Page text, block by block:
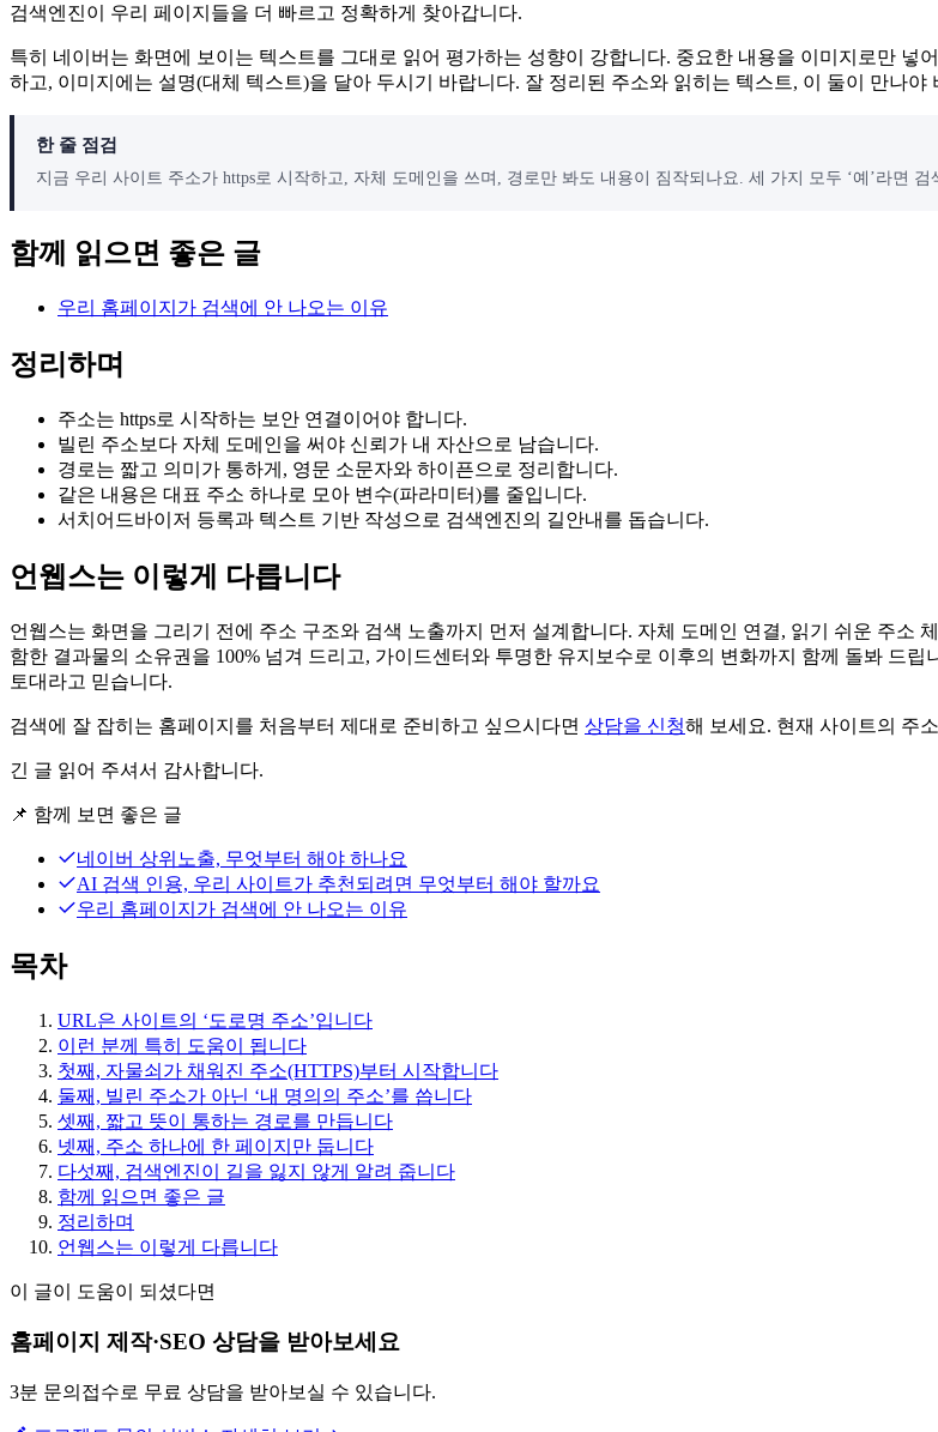
검색엔진이 우리 페이지들을 더 빠르고 정확하게 찾아갑니다.
특히 네이버는 화면에 보이는 텍스트를 그대로 읽어 평가하는 성향이 강합니다. 중요한 내용을 이미지로만
하고, 이미지에는 설명(대체 텍스트)을 달아 두시기 바랍니다. 잘 정리된 주소와 읽히는 텍스트, 이 둘이 만나야
한 줄 점검
지금 우리 사이트 주소가 https로 시작하고, 자체 도메인을 쓰며, 경로만 봐도 내용이 짐작되나요. 세 가지 모두 ‘예’라면
함께 읽으면 좋은 글
우리 홈페이지가 검색에 안 나오는 이유
정리하며
주소는 https로 시작하는 보안 연결이어야 합니다.
빌린 주소보다 자체 도메인을 써야 신뢰가 내 자산으로 남습니다.
경로는 짧고 의미가 통하게, 영문 소문자와 하이픈으로 정리합니다.
같은 내용은 대표 주소 하나로 모아 변수(파라미터)를 줄입니다.
서치어드바이저 등록과 텍스트 기반 작성으로 검색엔진의 길안내를 돕습니다.
언웹스는 이렇게 다릅니다
언웹스는 화면을 그리기 전에 주소 구조와 검색 노출까지 먼저 설계합니다. 자체 도메인 연결, 읽기 쉬운 주소
함한 결과물의 소유권을 100% 넘겨 드리고, 가이드센터와 투명한 유지보수로 이후의 변화까지 함께 돌봐 드
토대라고 믿습니다.
검색에 잘 잡히는 홈페이지를 처음부터 제대로 준비하고 싶으시다면 상담을 신청해 보세요. 현재 사이트의 주
긴 글 읽어 주셔서 감사합니다.
📌 함께 보면 좋은 글
네이버 상위노출, 무엇부터 해야 하나요
AI 검색 인용, 우리 사이트가 추천되려면 무엇부터 해야 할까요
우리 홈페이지가 검색에 안 나오는 이유
목차
URL은 사이트의 ‘도로명 주소’입니다
이런 분께 특히 도움이 됩니다
첫째, 자물쇠가 채워진 주소(HTTPS)부터 시작합니다
둘째, 빌린 주소가 아닌 ‘내 명의의 주소’를 씁니다
셋째, 짧고 뜻이 통하는 경로를 만듭니다
넷째, 주소 하나에 한 페이지만 둡니다
다섯째, 검색엔진이 길을 잃지 않게 알려 줍니다
함께 읽으면 좋은 글
정리하며
언웹스는 이렇게 다릅니다
이 글이 도움이 되셨다면
홈페이지 제작·SEO 상담을 받아보세요
3분 문의접수로 무료 상담을 받아보실 수 있습니다.